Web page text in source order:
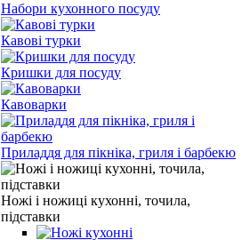
Набори кухонного посуду
Кавові турки
Кришки для посуду
Кавоварки
Приладдя для пікніка, гриля і барбекю
Ножі і ножиці кухонні, точила,
підставки